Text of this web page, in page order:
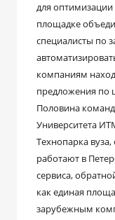
для
площадке
специалисты по
компаниям
предложения по
Половина
Университета
Технопарка вуза,
работают в
сервиса,
как единая
зарубежным